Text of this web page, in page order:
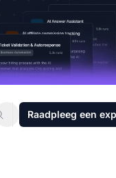
Raadpleeg een